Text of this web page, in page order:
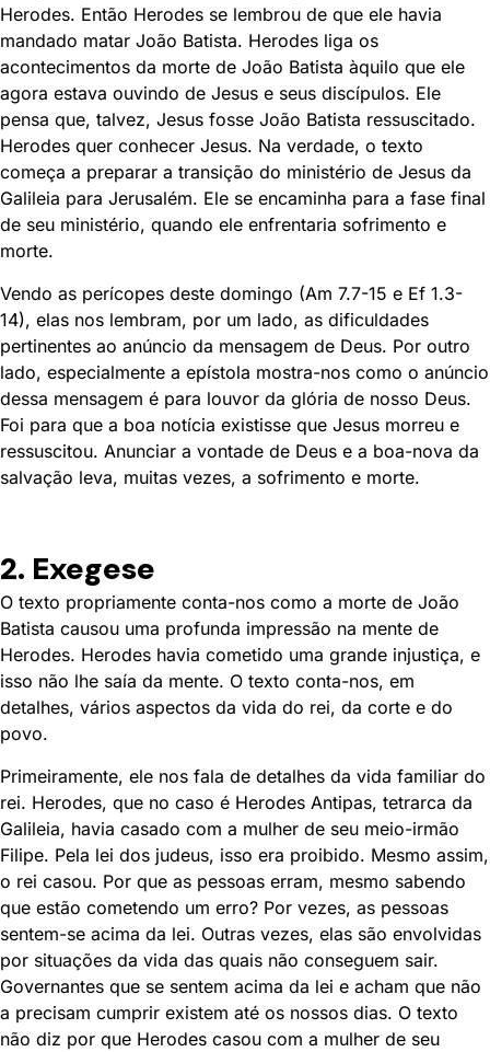
Herodes. Então Herodes se lembrou de que ele havia
mandado matar João Batista. Herodes liga os
acontecimentos da morte de João Batista àquilo que ele
agora estava ouvindo de Jesus e seus discípulos. Ele
pensa que, talvez, Jesus fosse João Batista ressuscitado.
Herodes quer conhecer Jesus. Na verdade, o texto
começa a preparar a transição do ministério de Jesus da
Galileia para Jerusalém. Ele se encaminha para a fase final
de seu ministério, quando ele enfrentaria sofrimento e
morte.
Vendo as perícopes deste domingo (Am 7.7-15 e Ef 1.3-
14), elas nos lembram, por um lado, as dificuldades
pertinentes ao anúncio da mensagem de Deus. Por outro
lado, especialmente a epístola mostra-nos como o anúncio
dessa mensagem é para louvor da glória de nosso Deus.
Foi para que a boa notícia existisse que Jesus morreu e
ressuscitou. Anunciar a vontade de Deus e a boa-nova da
salvação leva, muitas vezes, a sofrimento e morte.
2. Exegese
O texto propriamente conta-nos como a morte de João
Batista causou uma profunda impressão na mente de
Herodes. Herodes havia cometido uma grande injustiça, e
isso não lhe saía da mente. O texto conta-nos, em
detalhes, vários aspectos da vida do rei, da corte e do
povo.
Primeiramente, ele nos fala de detalhes da vida familiar do
rei. Herodes, que no caso é Herodes Antipas, tetrarca da
Galileia, havia casado com a mulher de seu meio-irmão
Filipe. Pela lei dos judeus, isso era proibido. Mesmo assim,
o rei casou. Por que as pessoas erram, mesmo sabendo
que estão cometendo um erro? Por vezes, as pessoas
sentem-se acima da lei. Outras vezes, elas são envolvidas
por situações da vida das quais não conseguem sair.
Governantes que se sentem acima da lei e acham que não
a precisam cumprir existem até os nossos dias. O texto
não diz por que Herodes casou com a mulher de seu